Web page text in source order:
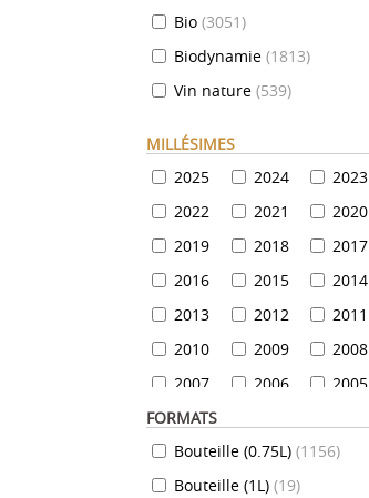
Bio (3051)
Biodynamie (1813)
Vin nature (539)
MILLÉSIMES
2025
2024
2023
2022
2021
2020
2019
2018
2017
2016
2015
2014
2013
2012
2011
2010
2009
2008
2007
2006
2005
2004
2001
2000
1999
1999
1998
FORMATS
Bouteille (0.75L) (1156)
Bouteille (1L) (19)